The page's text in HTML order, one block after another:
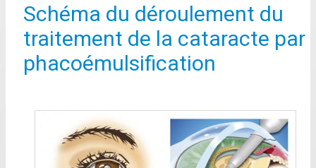
Schéma du déroulement du
traitement de la cataracte par
phacoémulsification